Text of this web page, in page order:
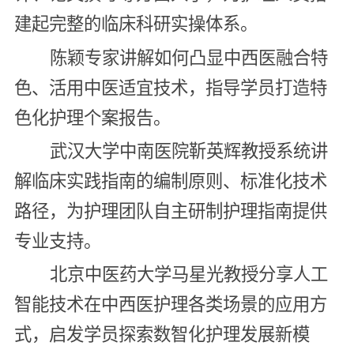
建起完整的临床科研实操体系。
陈颖专家讲解如何凸显中西医融合特
色、活用中医适宜技术，指导学员打造特
色化护理个案报告。
武汉大学中南医院靳英辉教授系统讲
解临床实践指南的编制原则、标准化技术
路径，为护理团队自主研制护理指南提供
专业支持。
北京中医药大学马星光教授分享人工
智能技术在中西医护理各类场景的应用方
式，启发学员探索数智化护理发展新模